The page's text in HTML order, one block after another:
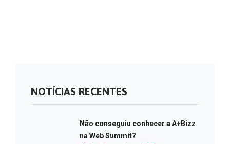
NOTÍCIAS RECENTES
Não conseguiu conhecer a A+Bizz
na Web Summit?